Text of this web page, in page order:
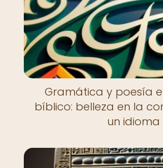
Gramática y poesía
bíblico: belleza en la
un idioma